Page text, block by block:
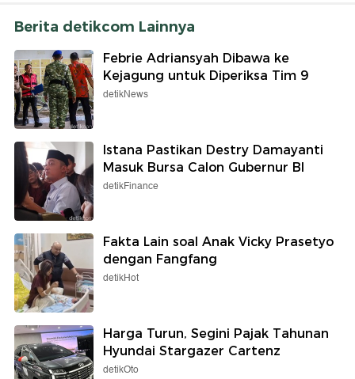
Berita detikcom Lainnya
Febrie Adriansyah Dibawa ke
Kejagung untuk Diperiksa Tim 9
detikNews
Istana Pastikan Destry Damayanti
Masuk Bursa Calon Gubernur BI
detikFinance
Fakta Lain soal Anak Vicky Prasetyo
dengan Fangfang
detikHot
Harga Turun, Segini Pajak Tahunan
Hyundai Stargazer Cartenz
detikOto